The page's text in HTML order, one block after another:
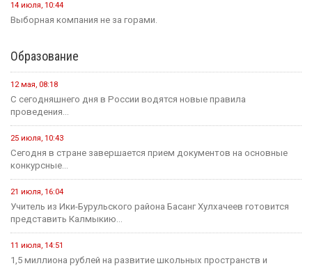
14 июля, 10:44
Выборная компания не за горами.
Образование
12 мая, 08:18
С сегодняшнего дня в России водятся новые правила
проведения...
25 июля, 10:43
Сегодня в стране завершается прием документов на основные
конкурсные...
21 июля, 16:04
Учитель из Ики-Бурульского района Басанг Хулхачеев готовится
представить Калмыкию...
11 июля, 14:51
1,5 миллиона рублей на развитие школьных пространств и